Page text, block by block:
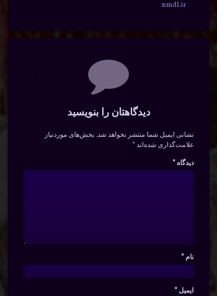
nmdl.ir
دیدگاهتان را بنویسید
نشانی ایمیل شما منتشر نخواهد شد. بخش‌های موردنیاز
علامت‌گذاری شده‌اند*
دیدگاه *
نام *
ایمیل *